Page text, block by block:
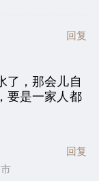
回复
了，那会儿自
要是一家人都
回复